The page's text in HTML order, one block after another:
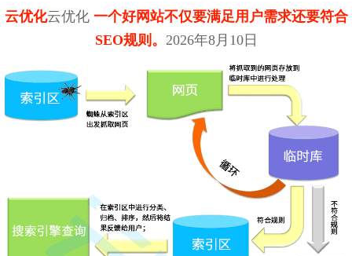
云优化云优化 一个好网站不仅要满足用户需求还要符合
SEO规则。 2026年8月10日